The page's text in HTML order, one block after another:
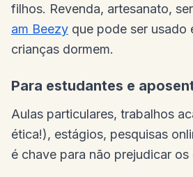
filhos. Revenda, artesanato,
am Beezy que pode ser usado
crianças dormem.
Para estudantes e
Aulas particulares, trabalhos
ética!), estágios, pesquisas
é chave para não prejudicar os